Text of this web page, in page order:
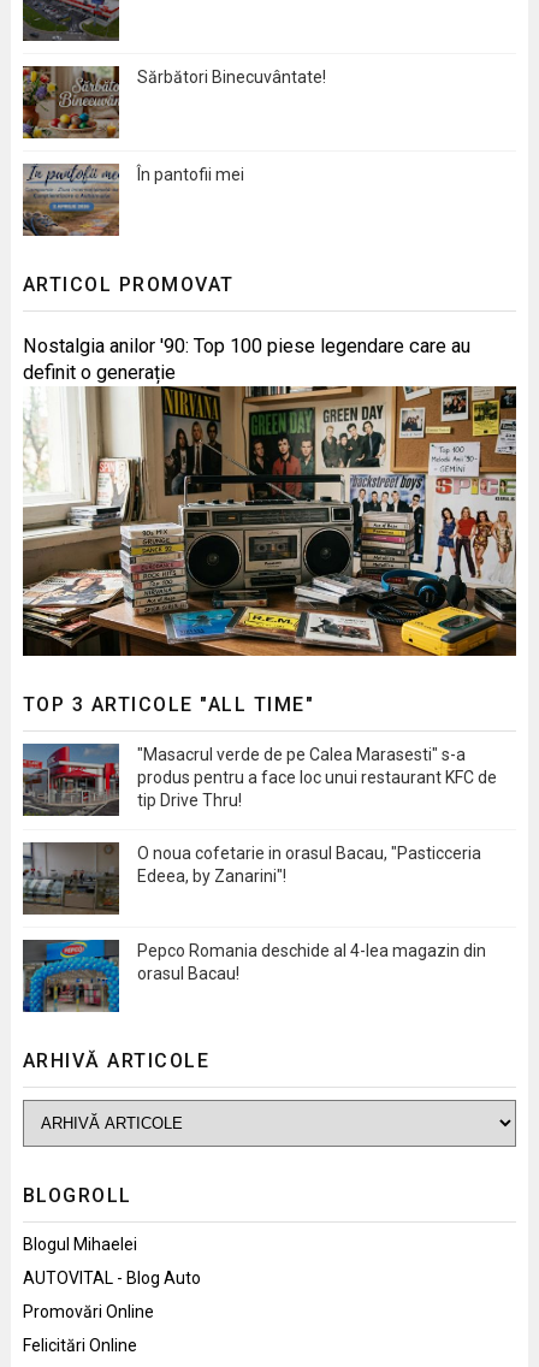
Sărbători Binecuvântate!
În pantofii mei
ARTICOL PROMOVAT
Nostalgia anilor '90: Top 100 piese legendare care au
definit o generație
TOP 3 ARTICOLE "ALL TIME"
"Masacrul verde de pe Calea Marasesti" s-a
produs pentru a face loc unui restaurant KFC de
tip Drive Thru!
O noua cofetarie in orasul Bacau, "Pasticceria
Edeea, by Zanarini"!
Pepco Romania deschide al 4-lea magazin din
orasul Bacau!
ARHIVĂ ARTICOLE
BLOGROLL
Blogul Mihaelei
AUTOVITAL - Blog Auto
Promovări Online
Felicitări Online